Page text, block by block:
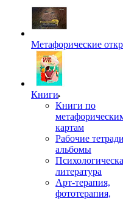
Метафорические
Книги
Книги по
картам
Рабочие
альбомы
литература
Арт-терапия,
фототерапия,